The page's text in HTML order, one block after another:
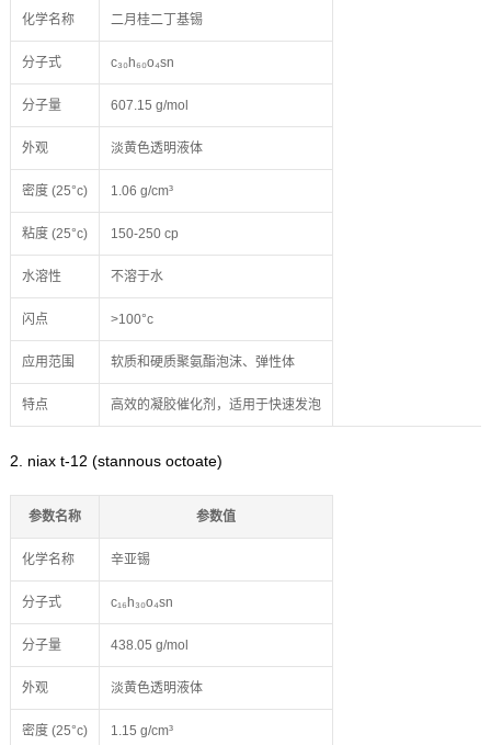
化学名称 二月桂二丁基锡
分子式 c₃₀h₆₀o₄sn
分子量 607.15 g/mol
外观 淡黄色透明液体
密度 (25°c) 1.06 g/cm³
粘度 (25°c) 150-250 cp
水溶性 不溶于水
闪点 >100°c
应用范围 软质和硬质聚氨酯泡沫、弹性体
特点 高效的凝胶催化剂，适用于快速发泡
2. niax t-12 (stannous octoate)
参数名称 参数值
化学名称 辛亚锡
分子式 c₁₆h₃₀o₄sn
分子量 438.05 g/mol
外观 淡黄色透明液体
密度 (25°c) 1.15 g/cm³